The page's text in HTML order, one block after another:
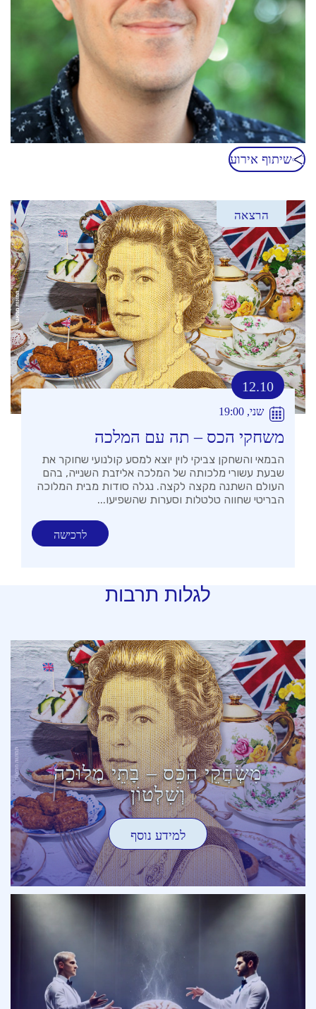
שיתוף אירוע
הרצאה
12.10
שני, 19:00
משחקי הכס – תה עם המלכה
הבמאי והשחקן צביקי לוין יוצא למסע קולנועי שחוקר את
שבעת עשורי מלכותה של המלכה אליזבת השנייה, בהם
העולם השתנה מקצה לקצה. נגלה סודות מבית המלוכה
הבריטי שחווה טלטלות וסערות שהשפיעו...
לרכישה
לגלות תרבות
מִשְׂחֲקֵי הַכֵּס – בָּתֵּי מְלוּכָה
וְשִׁלְטוֹן
למידע נוסף